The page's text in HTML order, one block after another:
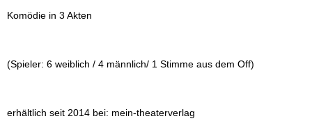
Verhext und zugenäht
und sonstigen Schoten
Komödie in 3 Akten
(Spieler: 6 weiblich / 4 männlich/ 1 Stimme aus dem Off)
erhältlich seit 2014 bei: mein-theaterverlag